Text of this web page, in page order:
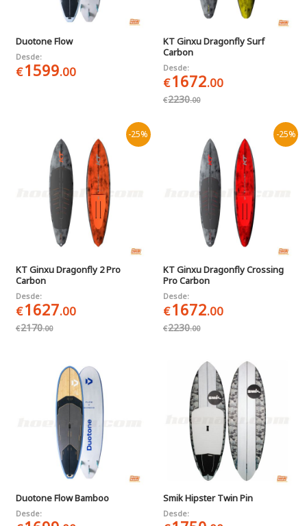
Duotone Flow
Desde:
€1599.00
KT Ginxu Dragonfly Surf
Carbon
Desde:
€1672.00
€2230.00
-25%
KT Ginxu Dragonfly 2 Pro
Carbon
Desde:
€1627.00
€2170.00
-25%
KT Ginxu Dragonfly Crossing
Pro Carbon
Desde:
€1672.00
€2230.00
Duotone Flow Bamboo
Desde:
Smik Hipster Twin Pin
Desde: